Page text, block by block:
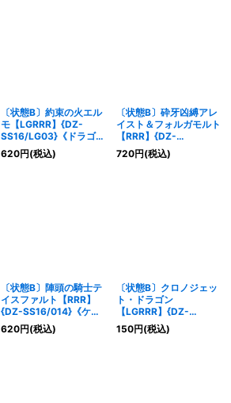
〔状態B〕約束の火エル
モ【LGRRR】{DZ-
SS16/LG03}《ドラゴン
エンパイア》
620円(税込)
〔状態B〕砕牙凶縛アレ
イスト＆フォルガモルト
【RRR】{DZ-
SS16/027}《ドラゴン
エンパイア/ブラントゲ
720円(税込)
〔状態B〕陣頭の騎士テ
イスファルト【RRR】
{DZ-SS16/014}《ケテ
ルサンクチュアリ》
620円(税込)
〔状態B〕クロノジェッ
ト・ドラゴン
【LGRRR】{DZ-
SS16/LG05}《ダークス
テイツ》
150円(税込)